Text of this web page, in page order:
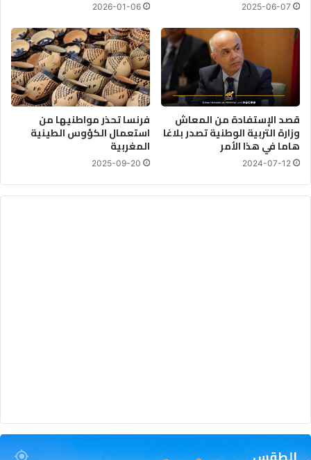
2025-06-07
2026-01-06
قصد الإستفادة من المعاش
وزارة التربية الوطنية تصدر بلاغا
هاما في هذا الأمر
2024-07-12
فرنسا تحذر مواطنيها من
استعمال الكؤوس الطينية
المغربية
2025-09-20